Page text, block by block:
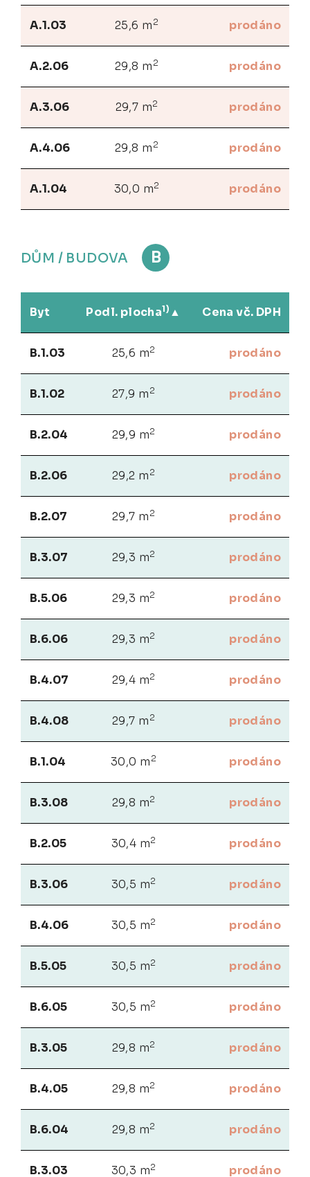
A.1.03 25,6 m 2 prodáno
A.2.06 29,8 m 2 prodáno
A.3.06 29,7 m2 prodáno
A.4.06 29,8 m 2 prodáno
A.1.04 30,0 m2 prodáno
DŮM / BUDOVA B
Byt Podl. plocha1) Cena vč. DPH
B.1.03 25,6 m2 prodáno
B.1.02 27,9 m 2 prodáno
B.2.04 29,9 m2 prodáno
B.2.06 29,2 m 2 prodáno
B.2.07 29,7 m 2 prodáno
B.3.07 29,3 m2 prodáno
B.5.06 29,3 m2 prodáno
B.6.06 29,3 m2 prodáno
B.4.07 29,4 m2 prodáno
B.4.08 29,7 m 2 prodáno
B.1.04 30,0 m 2 prodáno
B.3.08 29,8 m2 prodáno
B.2.05 30,4 m2 prodáno
B.3.06 30,5 m2 prodáno
B.4.06 30,5 m2 prodáno
B.5.05 30,5 m2 prodáno
B.6.05 30,5 m2 prodáno
B.3.05 29,8 m2 prodáno
B.4.05 29,8 m2 prodáno
B.6.04 29,8 m2 prodáno
B.3.03 30,3 m2 prodáno